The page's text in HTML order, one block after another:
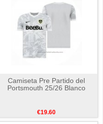
Camiseta Pre Partido del
Portsmouth 25/26 Blanco
€19.60